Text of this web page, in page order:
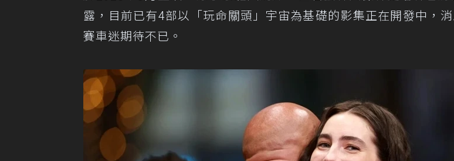
露，目前已有4部以「玩命關頭」宇宙為基礎的影集正在開發中，
賽車迷期待不已。